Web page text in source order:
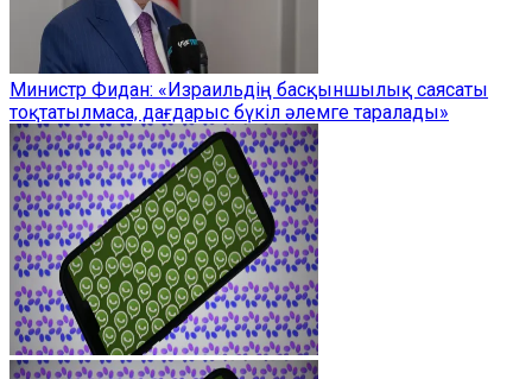
Министр Фидан: «Израильдің басқыншылық саясаты
тоқтатылмаса, дағдарыс бүкіл әлемге таралады»